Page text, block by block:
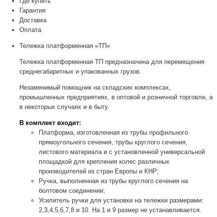
Гарантия
Доставка
Оплата
Тележка платформенная «ТП»
Тележка платформенная ТП предназначена для перемещения
среднегабаритных и упакованных грузов.
Незаменимый помощник на складских комплексах,
промышленных предприятиях, в оптовой и розничной торговле, а
в некоторых случаях и в быту.
В комплект входит:
Платформа, изготовленная из трубы профильного
прямоугольного сечения, трубы круглого сечения,
листового материала и с установленной универсальной
площадкой для крепления колес различных
производителей из стран Европы и КНР;
Ручка, выполненная из трубы круглого сечения на
болтовом соединении;
Усилитель ручки для установки на тележки размерами:
2,3,4,5,6,7,8 и 10. На 1 и 9 размер не устанавливается.